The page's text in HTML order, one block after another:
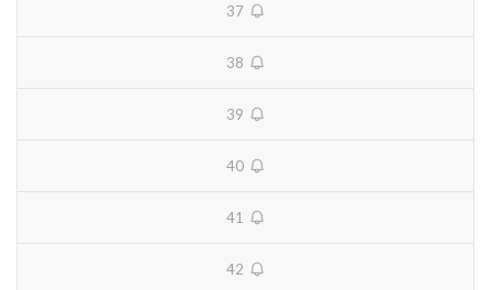
37
unavailable
38
unavailable
39
unavailable
40
unavailable
41
unavailable
42
unavailable